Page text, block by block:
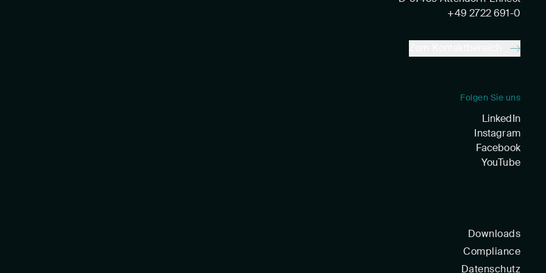
+49 2722 691-0
Folgen Sie uns
LinkedIn
Instagram
Facebook
YouTube
Downloads
Compliance
Datenschutz